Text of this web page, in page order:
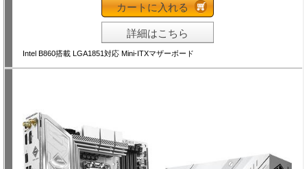
カートに入れる
詳細はこちら
Intel B860搭載 LGA1851対応 Mini-ITXマザーボード